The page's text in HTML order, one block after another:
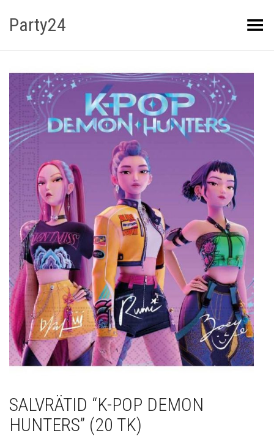
Party24 Kuva menüü
SALVRÄTID “K-POP DEMON
HUNTERS” (20 TK)